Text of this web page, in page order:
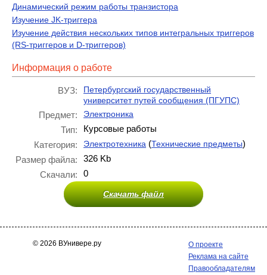
Динамический режим работы транзистора
Изучение JK-триггера
Изучение действия нескольких типов интегральных триггеров
(RS-триггеров и D-триггеров)
Информация о работе
ВУЗ:
Петербургский государственный
университет путей сообщения (ПГУПС)
Предмет: Электроника
Тип:
Курсовые работы
Категория:
Электротехника (Технические предметы)
Размер файла:
326 Kb
Скачали:
0
Скачать файл
© 2026 ВУнивере.ру
О проекте
Реклама на сайте
Правообладателям